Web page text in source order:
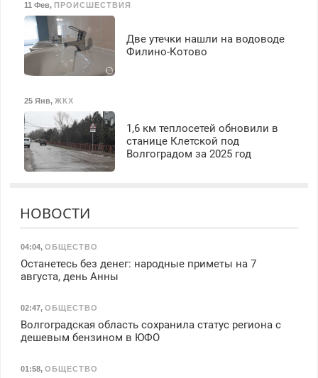
11 Фев, ПРОИСШЕСТВИЯ
Две утечки нашли на водоводе
Филино-Котово
25 Янв, ЖКХ
1,6 км теплосетей обновили в
станице Клетской под
Волгоградом за 2025 год
НОВОСТИ
04:04, ОБЩЕСТВО
Останетесь без денег: народные приметы на 7
августа, день Анны
02:47, ОБЩЕСТВО
Волгоградская область сохранила статус региона с
дешевым бензином в ЮФО
01:58, ОБЩЕСТВО